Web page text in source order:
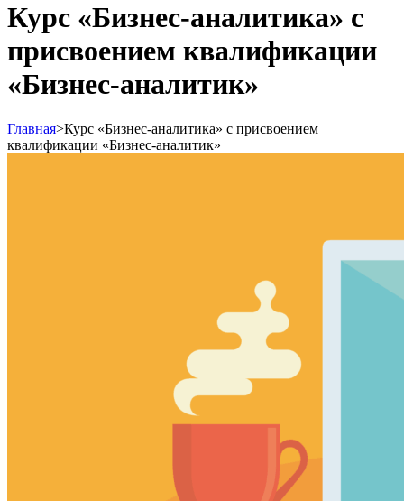
Курс «Бизнес-аналитика» с
присвоением квалификации
«Бизнес-аналитик»
Главная>Курс «Бизнес-аналитика» с присвоением
квалификации «Бизнес-аналитик»